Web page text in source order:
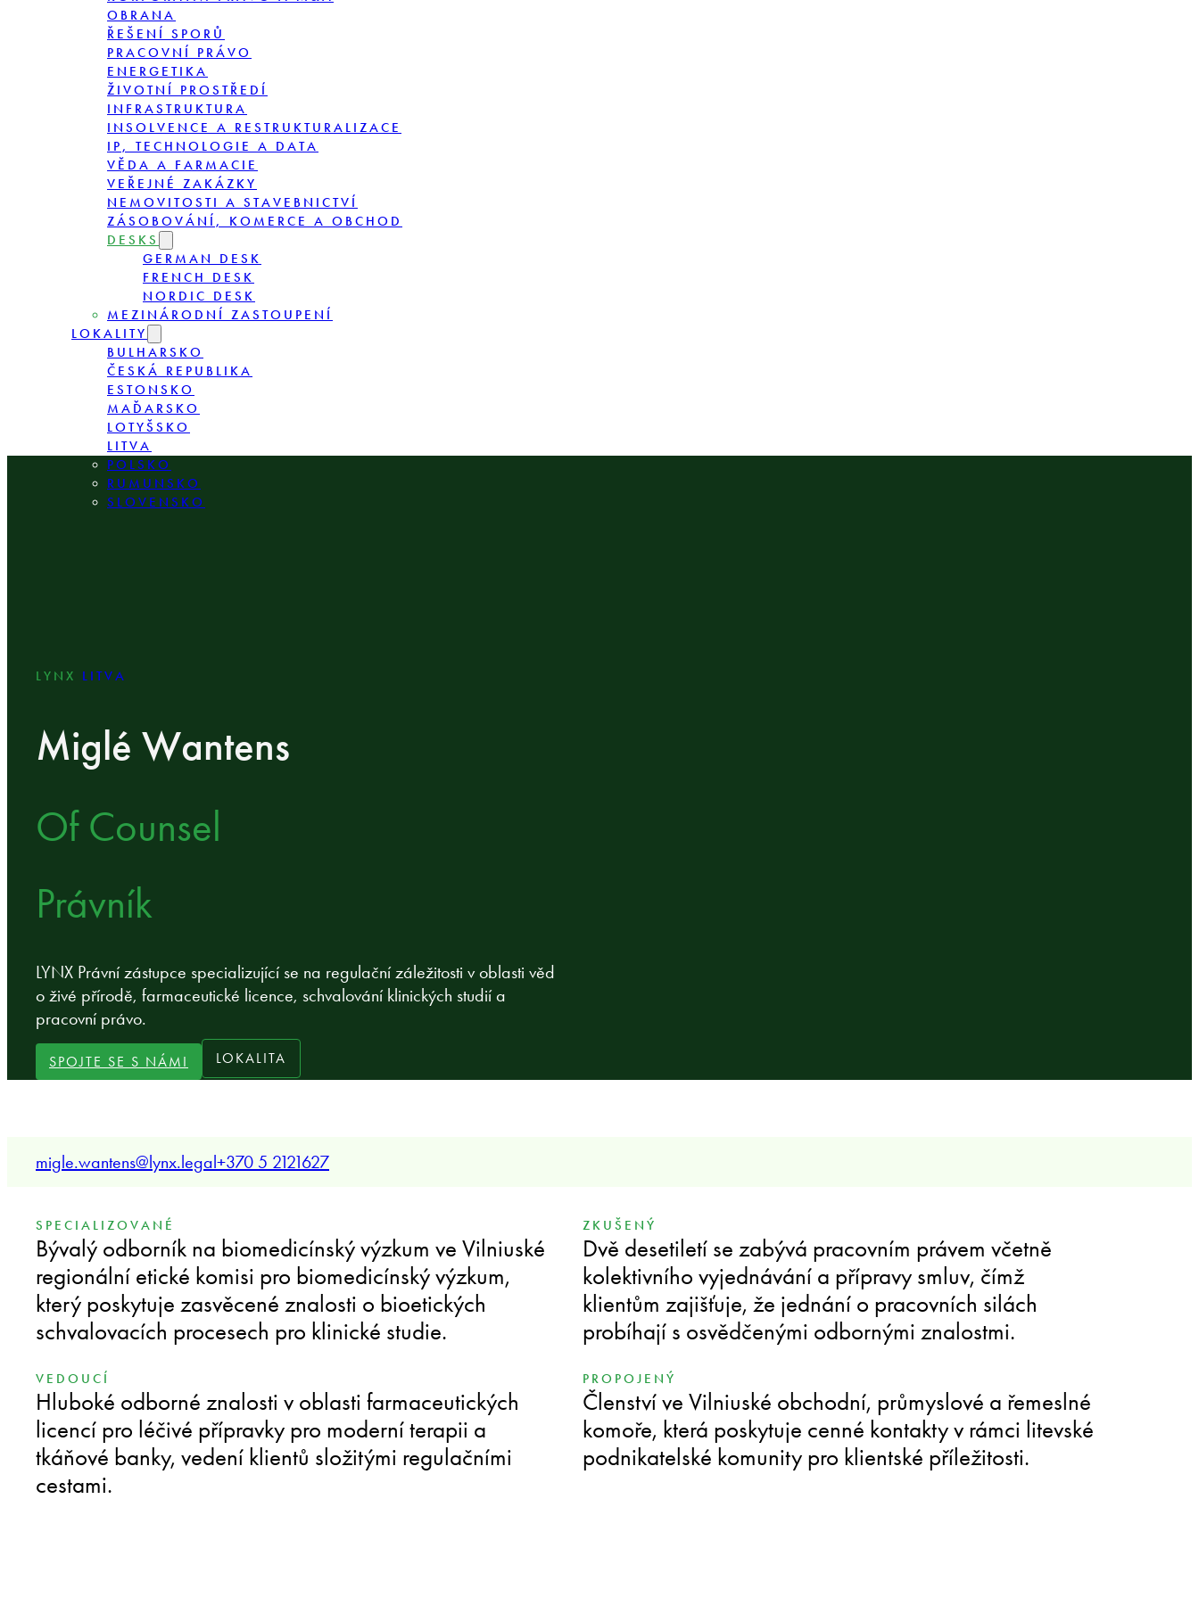
OBRANA
ŘEŠENÍ SPORŮ
PRACOVNÍ PRÁVO
ENERGETIKA
ŽIVOTNÍ PROSTŘEDÍ
INFRASTRUKTURA
INSOLVENCE A RESTRUKTURALIZACE
IP, TECHNOLOGIE A DATA
VĚDA A FARMACIE
VEŘEJNÉ ZAKÁZKY
NEMOVITOSTI A STAVEBNICTVÍ
ZÁSOBOVÁNÍ, KOMERCE A OBCHOD
DESKS
GERMAN DESK
FRENCH DESK
NORDIC DESK
MEZINÁRODNÍ ZASTOUPENÍ
LOKALITY
BULHARSKO
ČESKÁ REPUBLIKA
ESTONSKO
MAĎARSKO
LOTYŠSKO
LITVA
POLSKO
RUMUNSKO
SLOVENSKO
LYNX LITVA
Miglé Wantens
Of Counsel
Právník
LYNX Právní zástupce specializující se na regulační záležitosti v oblasti věd
o živé přírodě, farmaceutické licence, schvalování klinických studií a
pracovní právo.
SPOJTE SE S NÁMI LOKALITA
migle.wantens@lynx.legal+370 5 2121627
SPECIALIZOVANÉ
Bývalý odborník na biomedicínský výzkum ve Vilniuské
regionální etické komisi pro biomedicínský výzkum,
který poskytuje zasvěcené znalosti o bioetických
schvalovacích procesech pro klinické studie.
ZKUŠENÝ
Dvě desetiletí se zabývá pracovním právem včetně
kolektivního vyjednávání a přípravy smluv, čímž
klientům zajišťuje, že jednání o pracovních silách
probíhají s osvědčenými odbornými znalostmi.
VEDOUCÍ
Hluboké odborné znalosti v oblasti farmaceutických
licencí pro léčivé přípravky pro moderní terapii a
tkáňové banky, vedení klientů složitými regulačními
cestami.
PROPOJENÝ
Členství ve Vilniuské obchodní, průmyslové a řemeslné
komoře, která poskytuje cenné kontakty v rámci litevské
podnikatelské komunity pro klientské příležitosti.